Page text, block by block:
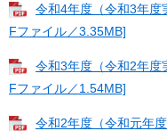
令和4年度（令和3年度
Fファイル／3.35MB]
令和3年度（令和2年度
Fファイル／1.54MB]
令和2年度（令和元年